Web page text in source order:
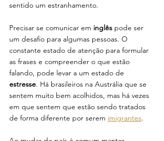
sentido um estranhamento.
Precisar se comunicar em inglês pode ser
um desafio para algumas pessoas. O
constante estado de atenção para formular
as frases e compreender o que estão
falando, pode levar a um estado de
estresse. Há brasileiros na Austrália que se
sentem muito bem acolhidos, mas há vezes
em que sentem que estão sendo tratados
de forma diferente por serem imigrantes.